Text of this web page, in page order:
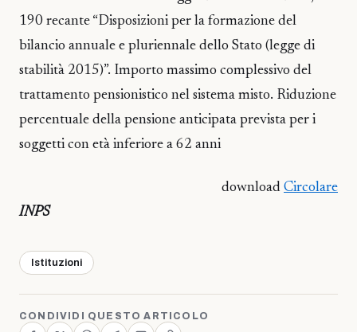
190 recante “Disposizioni per la formazione del
bilancio annuale e pluriennale dello Stato (legge di
stabilità 2015)”. Importo massimo complessivo del
trattamento pensionistico nel sistema misto. Riduzione
percentuale della pensione anticipata prevista per i
soggetti con età inferiore a 62 anni
download Circolare
INPS
Istituzioni
CONDIVIDI QUESTO ARTICOLO